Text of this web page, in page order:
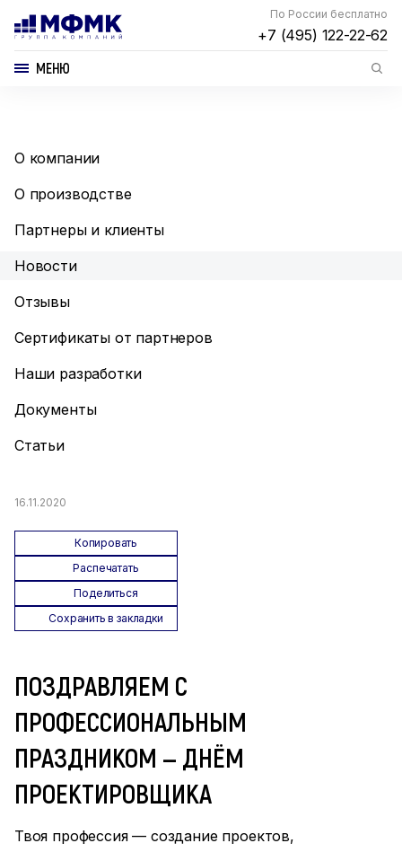
По России бесплатно
+7 (495) 122-22-62
МЕНЮ
О компании
О производстве
Партнеры и клиенты
Новости
Отзывы
Сертификаты от партнеров
Наши разработки
Документы
Статьи
16.11.2020
Копировать
Распечатать
Поделиться
Сохранить в закладки
ПОЗДРАВЛЯЕМ С
ПРОФЕССИОНАЛЬНЫМ
ПРАЗДНИКОМ — ДНЁМ
ПРОЕКТИРОВЩИКА
Твоя профессия — создание проектов,